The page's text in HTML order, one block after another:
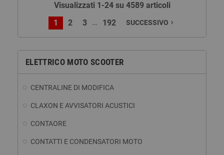
ELETTRICO MOTO SCOOTER
CENTRALINE DI MODIFICA
CLAXON E AVVISATORI ACUSTICI
CONTAORE
CONTATTI E CONDENSATORI MOTO
Visualizzati 1-24 su 4589 articoli
1
2 3 … 192 SUCCESSIVO navigate_next